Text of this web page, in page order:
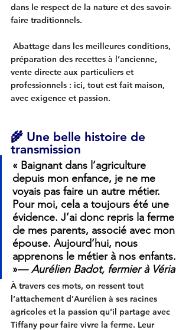
dans le respect de la nature et des savoir-
faire traditionnels.
préparation des recettes à l’ancienne,
vente directe aux particuliers et
professionnels : ici, tout est fait maison,
avec exigence et passion.
🌾 Une belle histoire de
transmission
« Baignant dans l’agriculture
depuis mon enfance, je ne me
voyais pas faire un autre métier.
Pour moi, cela a toujours été une
évidence. J’ai donc repris la ferme
de mes parents, associé avec mon
épouse. Aujourd’hui, nous
apprenons le métier à nos enfants.
»— Aurélien Badot, fermier à Véria
À travers ces mots, on ressent tout
l’attachement d’Aurélien à ses racines
agricoles et la passion qu’il partage avec
Tiffany pour faire vivre la ferme. Leur